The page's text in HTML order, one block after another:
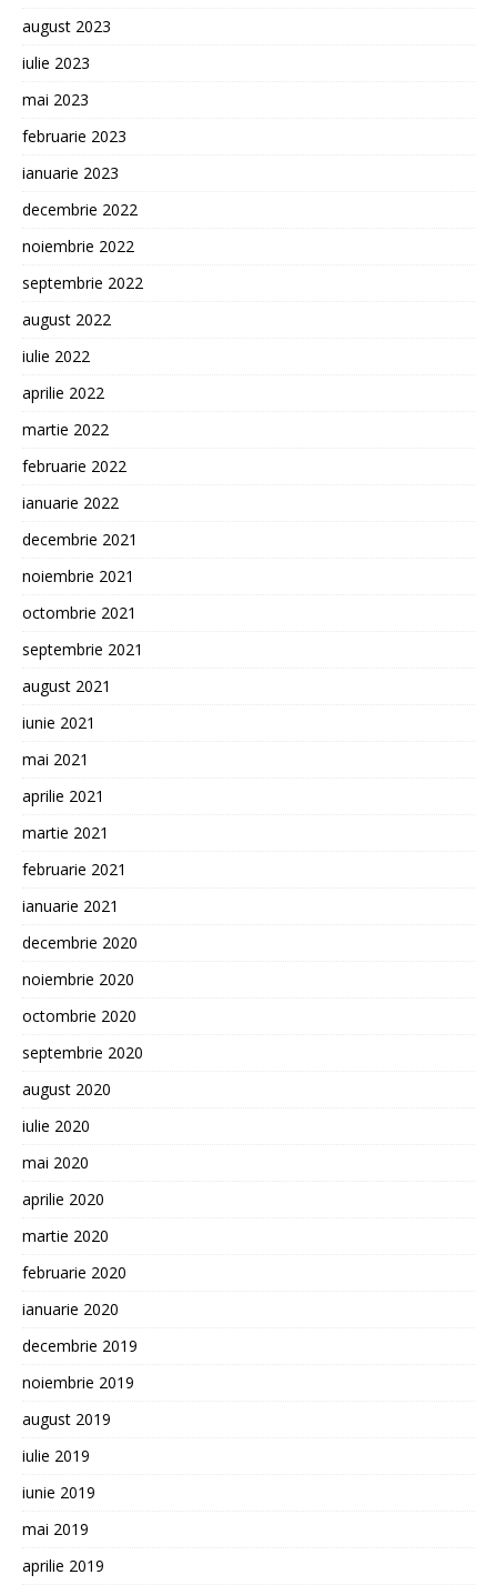
august 2023
iulie 2023
mai 2023
februarie 2023
ianuarie 2023
decembrie 2022
noiembrie 2022
septembrie 2022
august 2022
iulie 2022
aprilie 2022
martie 2022
februarie 2022
ianuarie 2022
decembrie 2021
noiembrie 2021
octombrie 2021
septembrie 2021
august 2021
iunie 2021
mai 2021
aprilie 2021
martie 2021
februarie 2021
ianuarie 2021
decembrie 2020
noiembrie 2020
octombrie 2020
septembrie 2020
august 2020
iulie 2020
mai 2020
aprilie 2020
martie 2020
februarie 2020
ianuarie 2020
decembrie 2019
noiembrie 2019
august 2019
iulie 2019
iunie 2019
mai 2019
aprilie 2019